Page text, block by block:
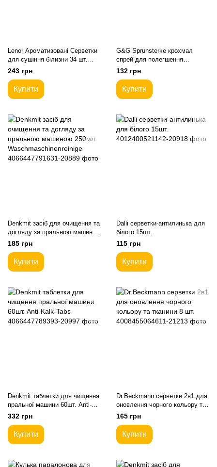
Lenor Ароматизовані Серветки
для сушіння білизни 34 шт.
Aprilfris
243 грн
Купити
G&G Spruhsterke крохмал
спрей для полегшення
прасування Edeka 500мл.
132 грн
Купити
Denkmit засіб для очищення та
догляду за пральною машиною
250мл. Waschmaschinenreinige
185 грн
Купити
Dalli серветки-антилинька для
білого 15шт.
115 грн
Купити
Denkmit таблетки для чищення
пральної машини 60шт. Anti-
Kalk-Tabs
332 грн
Купити
Dr.Beckmann серветки 2в1 для
оновлення чорного кольору та
тканини 8 шт.
165 грн
Купити